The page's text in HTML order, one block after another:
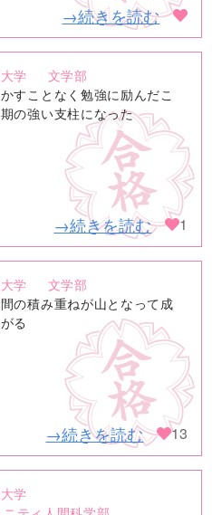
→続きを読む
学
文学部
すことなく勉強に励んだこ
の強い支柱になった
→続きを読む 1
学
文学部
の積み重ねが山となって成
る
→続きを読む 13
学